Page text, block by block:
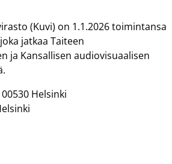
(Kuvi) on 1.1.2026 toimintansa
jatkaa Taiteen
ja Kansallisen audiovisuaalisen
Helsinki